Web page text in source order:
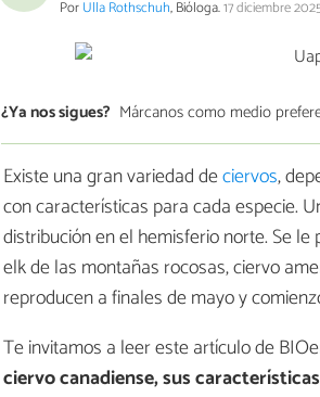
PorUlla Rothschuh, Bióloga.17 diciembre
¿Ya nos sigues? Márcanos como medio
Existe una gran variedad deciervos,
con características para cada especie.
distribución en el hemisferio norte. Se
elk de las montañas rocosas, ciervo
reproducen a finales de mayo y
Te invitamos a leer este artículo de
ciervo canadiense, sus